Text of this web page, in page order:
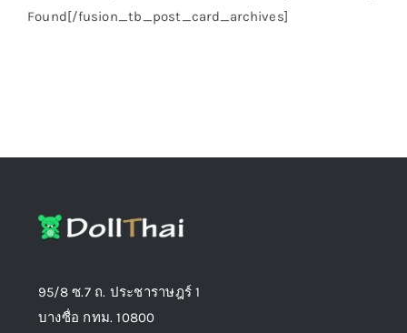
Found[/fusion_tb_post_card_archives]
95/8 ซ.7 ถ. ประชาราษฎร์ 1
บางซื่อ กทม. 10800